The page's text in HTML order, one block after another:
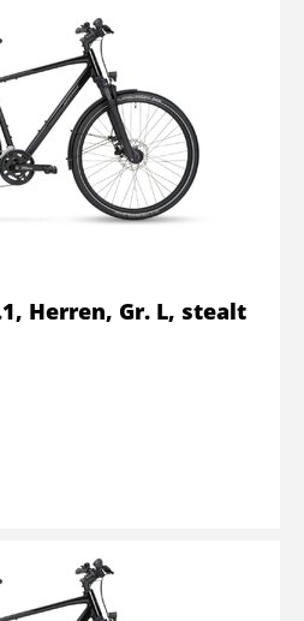
Herren, Gr. L, stealt